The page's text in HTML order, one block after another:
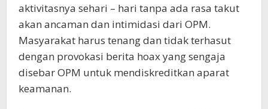
aktivitasnya sehari – hari tanpa ada rasa takut
akan ancaman dan intimidasi dari OPM.
Masyarakat harus tenang dan tidak terhasut
dengan provokasi berita hoax yang sengaja
disebar OPM untuk mendiskreditkan aparat
keamanan.